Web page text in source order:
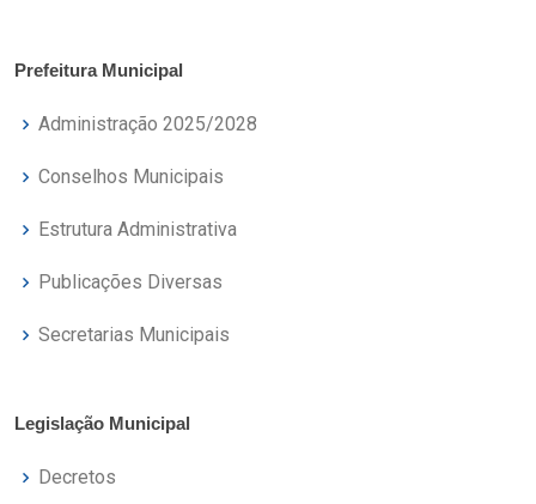
Prefeitura Municipal
Administração 2025/2028
Conselhos Municipais
Estrutura Administrativa
Publicações Diversas
Secretarias Municipais
Legislação Municipal
Decretos